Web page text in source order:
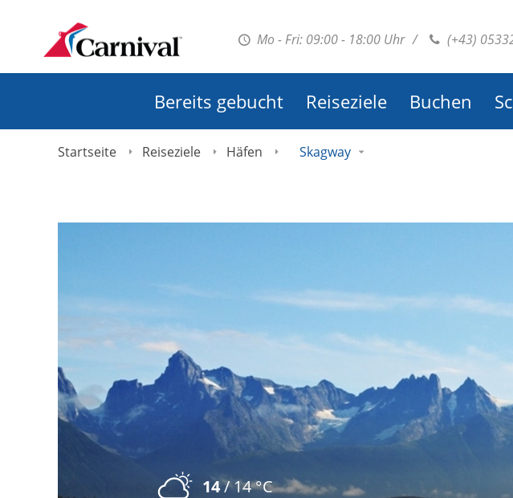
Mo - Fri: 09:00 - 18:00 Uhr / (+43)
Bereits gebucht Reiseziele Buchen
Startseite Reiseziele Häfen Skagway
14/ 14 °C